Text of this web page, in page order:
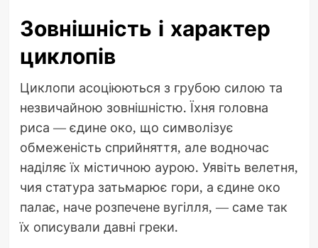
Зовнішність і характер
циклопів
Циклопи асоціюються з грубою силою та
незвичайною зовнішністю. Їхня головна
риса — єдине око, що символізує
обмеженість сприйняття, але водночас
наділяє їх містичною аурою. Уявіть велетня,
чия статура затьмарює гори, а єдине око
палає, наче розпечене вугілля, — саме так
їх описували давні греки.